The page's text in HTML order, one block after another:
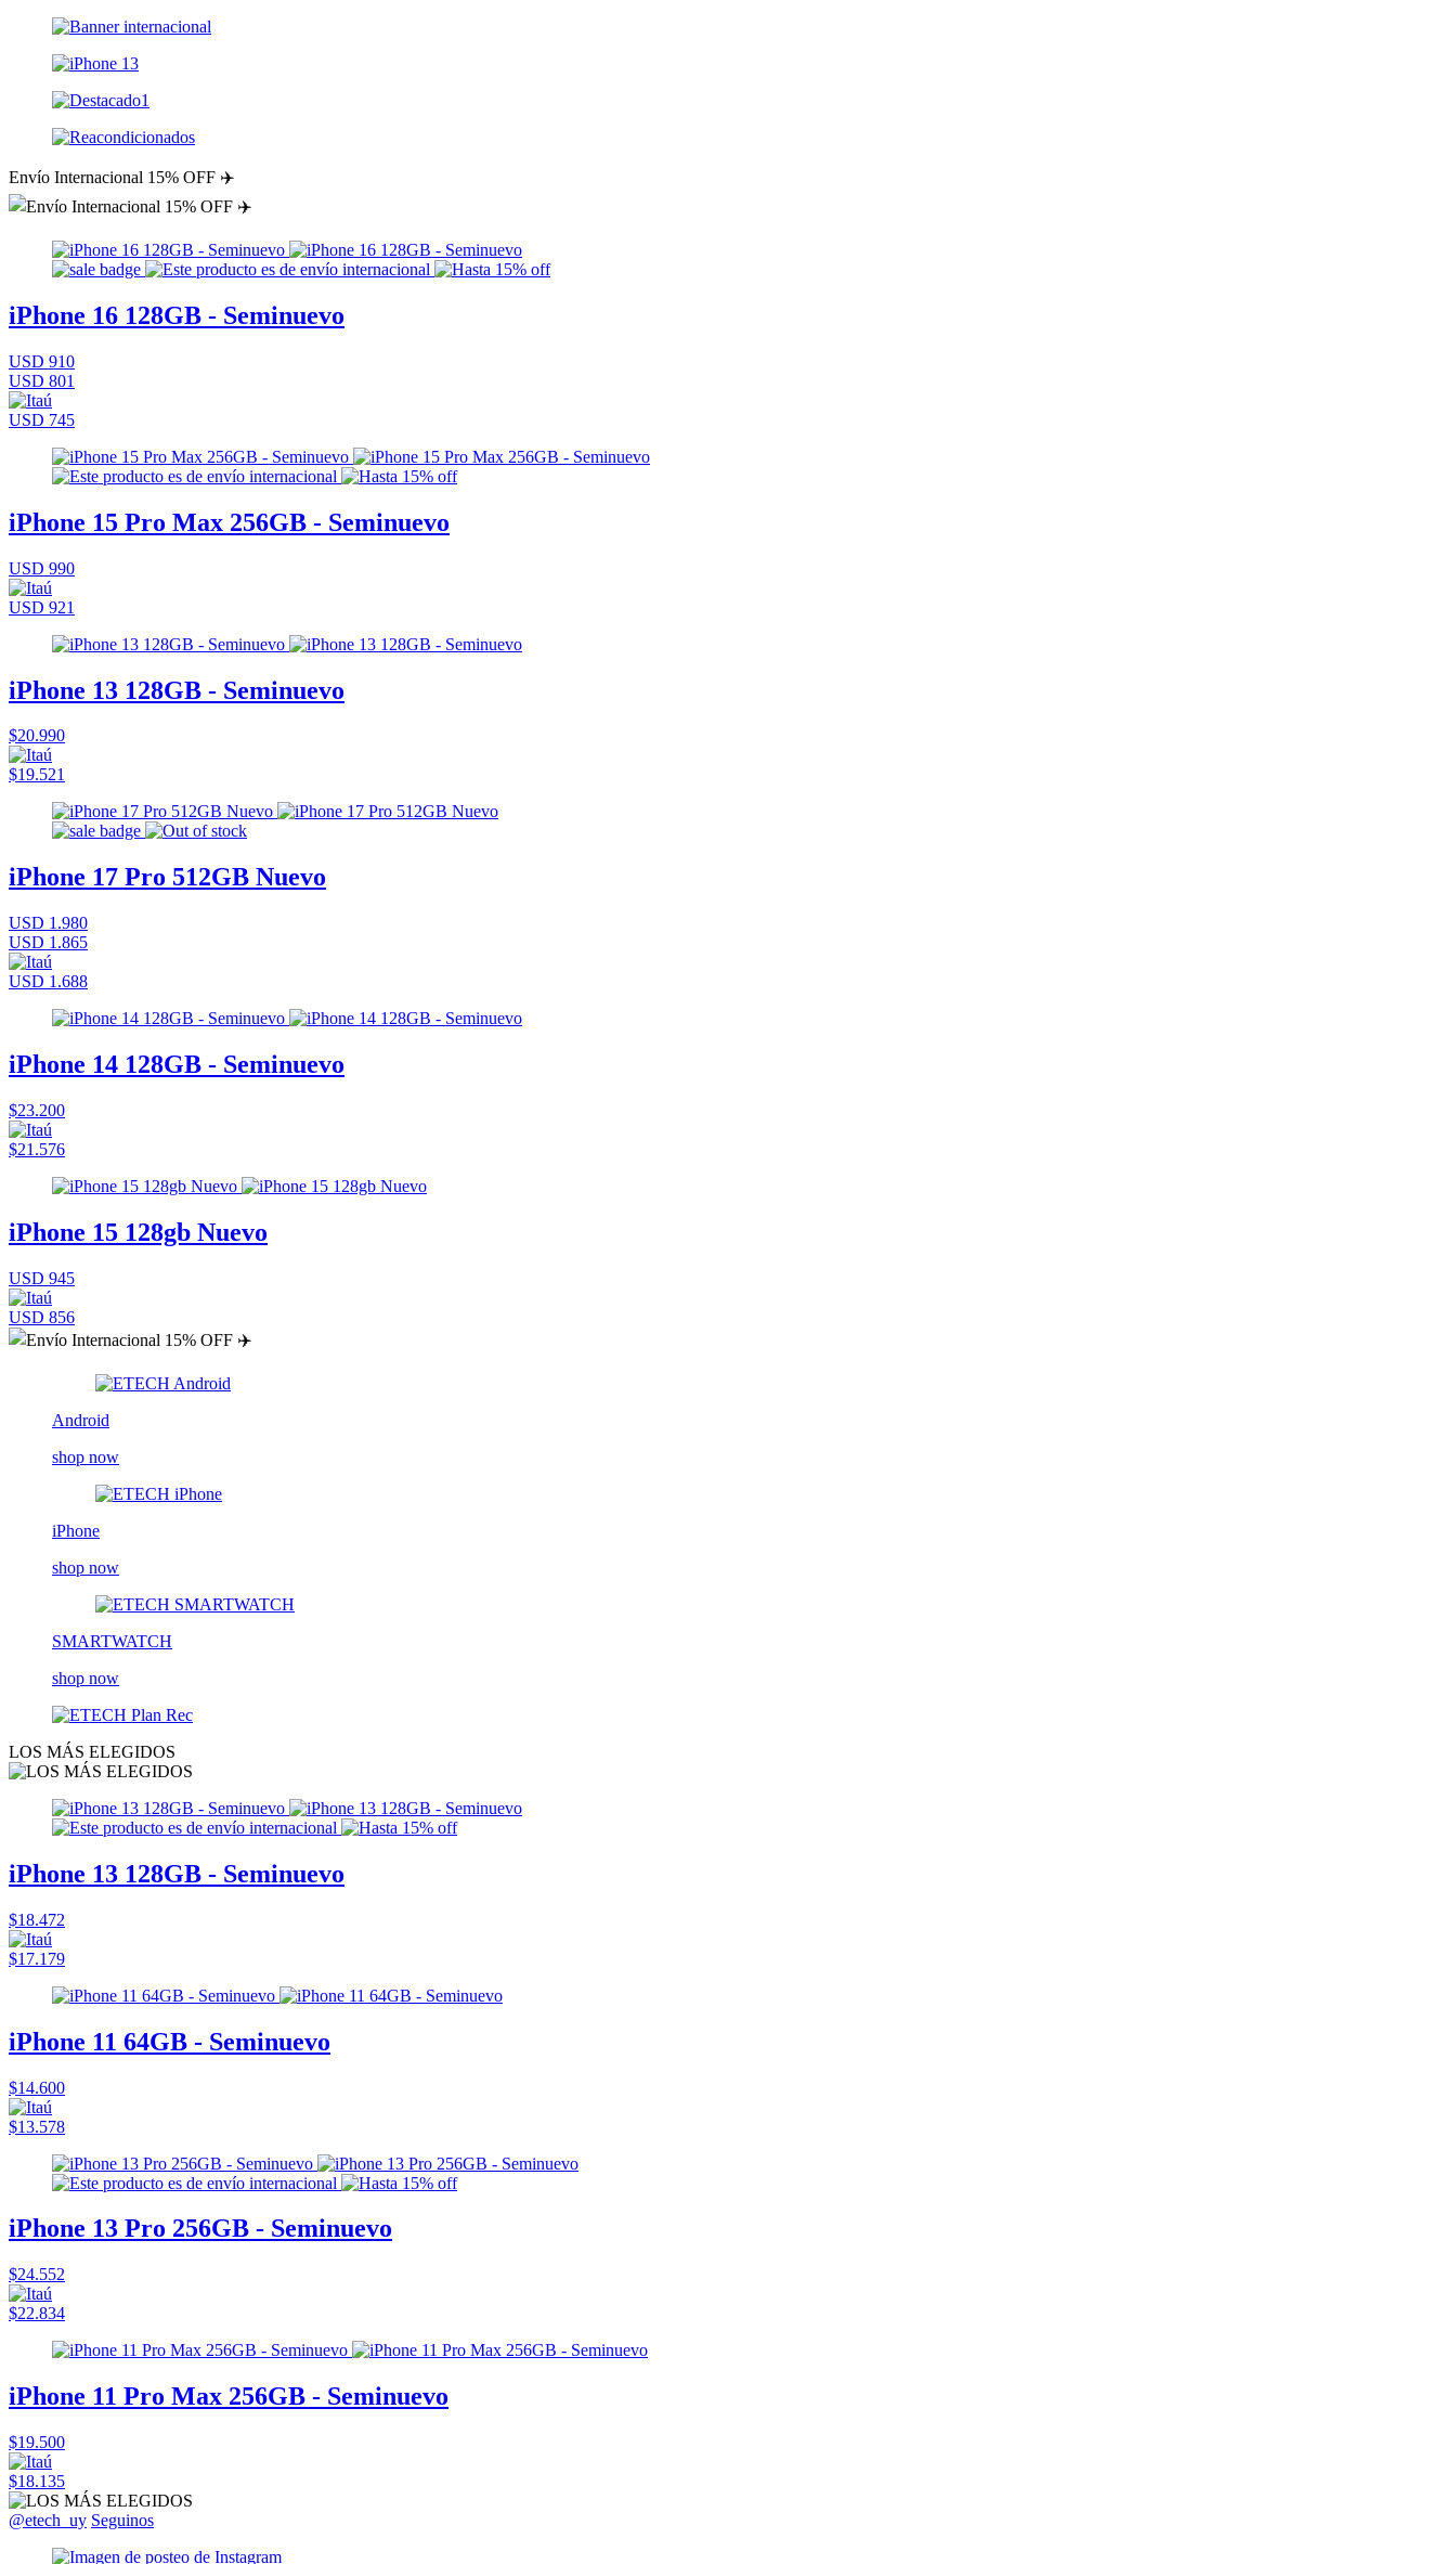
Envío Internacional 15% OFF ✈️
iPhone 16 128GB - Seminuevo
USD 910
USD 801
USD 745
iPhone 15 Pro Max 256GB - Seminuevo
USD 990
USD 921
iPhone 13 128GB - Seminuevo
$20.990
$19.521
iPhone 17 Pro 512GB Nuevo
USD 1.980
USD 1.865
USD 1.688
iPhone 14 128GB - Seminuevo
$23.200
$21.576
iPhone 15 128gb Nuevo
USD 945
USD 856
Android
shop now
iPhone
shop now
SMARTWATCH
shop now
LOS MÁS ELEGIDOS
iPhone 13 128GB - Seminuevo
$18.472
$17.179
iPhone 11 64GB - Seminuevo
$14.600
$13.578
iPhone 13 Pro 256GB - Seminuevo
$24.552
$22.834
iPhone 11 Pro Max 256GB - Seminuevo
$19.500
$18.135
@etech_uy Seguinos